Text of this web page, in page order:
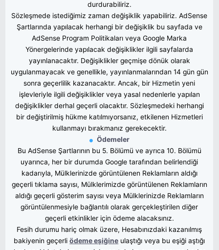
durdurabiliriz.
Sözleşmede istediğimiz zaman değişiklik yapabiliriz. AdSense
Şartlarında yapılacak herhangi bir değişiklik bu sayfada ve
AdSense Program Politikaları veya Google Marka
Yönergelerinde yapılacak değişiklikler ilgili sayfalarda
yayınlanacaktır. Değişiklikler geçmişe dönük olarak
uygulanmayacak ve genellikle, yayınlanmalarından 14 gün gün
sonra geçerlilik kazanacaktır. Ancak, bir Hizmetin yeni
işlevleriyle ilgili değişiklikler veya yasal nedenlerle yapılan
değişiklikler derhal geçerli olacaktır. Sözleşmedeki herhangi
bir değiştirilmiş hükme katılmıyorsanız, etkilenen Hizmetleri
kullanmayı bırakmanız gerekecektir.
Ödemeler
Bu AdSense Şartlarının bu 5. Bölümü ve ayrıca 10. Bölümü
uyarınca, her bir durumda Google tarafından belirlendiği
kadarıyla, Mülklerinizde görüntülenen Reklamların aldığı
geçerli tıklama sayısı, Mülklerimizde görüntülenen Reklamların
aldığı geçerli gösterim sayısı veya Mülklerinizde Reklamların
görüntülenmesiyle bağlantılı olarak gerçekleştirilen diğer
geçerli etkinlikler için ödeme alacaksınız.
Fesih durumu hariç olmak üzere, Hesabınızdaki kazanılmış
bakiyenin geçerli ödeme eşiğine ulaştığı veya bu eşiği aştığı